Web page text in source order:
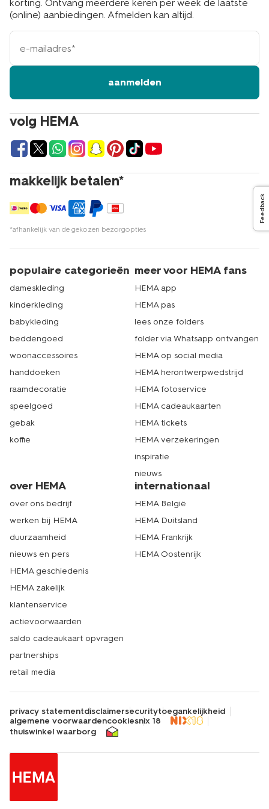
volg HEMA
makkelijk betalen*
*afhankelijk van de gekozen bezorgopties
korting. Ontvang meerdere keren per week de laatste
(online) aanbiedingen. Afmelden kan altijd.
e-
mailadres
aanmelden
populaire categorieën
dameskleding
kinderkleding
babykleding
beddengoed
woonaccessoires
handdoeken
raamdecoratie
speelgoed
gebak
koffie
meer voor HEMA fans
HEMA app
HEMA pas
lees onze folders
folder via Whatsapp ontvangen
HEMA op social media
HEMA herontwerpwedstrijd
HEMA fotoservice
HEMA cadeaukaarten
HEMA tickets
HEMA verzekeringen
inspiratie
nieuws
over HEMA
over ons bedrijf
werken bij HEMA
duurzaamheid
nieuws en pers
HEMA geschiedenis
HEMA zakelijk
klantenservice
actievoorwaarden
saldo cadeaukaart opvragen
partnerships
retail media
internationaal
HEMA België
HEMA Duitsland
HEMA Frankrijk
HEMA Oostenrijk
privacy statementdisclaimersecuritytoegankelijkheid
algemene voorwaardencookiesnix 18
thuiswinkel waarborg
Feedback